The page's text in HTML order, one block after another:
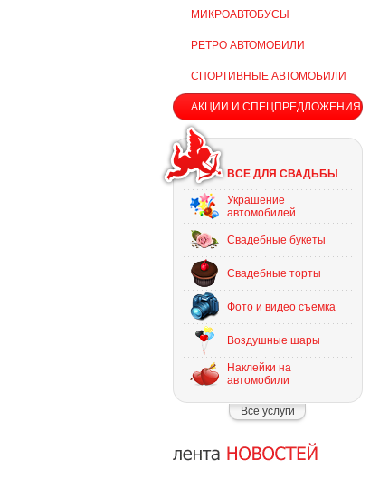
МИКРОАВТОБУСЫ
РЕТРО АВТОМОБИЛИ
СПОРТИВНЫЕ АВТОМОБИЛИ
АКЦИИ И СПЕЦПРЕДЛОЖЕНИЯ
ВСЕ ДЛЯ СВАДЬБЫ
Украшение
автомобилей
Свадебные букеты
Свадебные торты
Фото и видео съемка
Воздушные шары
Наклейки на
автомобили
Все услуги